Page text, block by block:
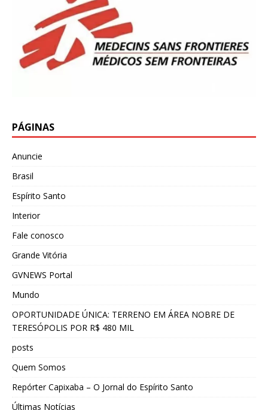
PÁGINAS
Anuncie
Brasil
Espírito Santo
Interior
Fale conosco
Grande Vitória
GVNEWS Portal
Mundo
OPORTUNIDADE ÚNICA: TERRENO EM ÁREA NOBRE DE
TERESÓPOLIS POR R$ 480 MIL
posts
Quem Somos
Repórter Capixaba – O Jornal do Espírito Santo
Últimas Notícias